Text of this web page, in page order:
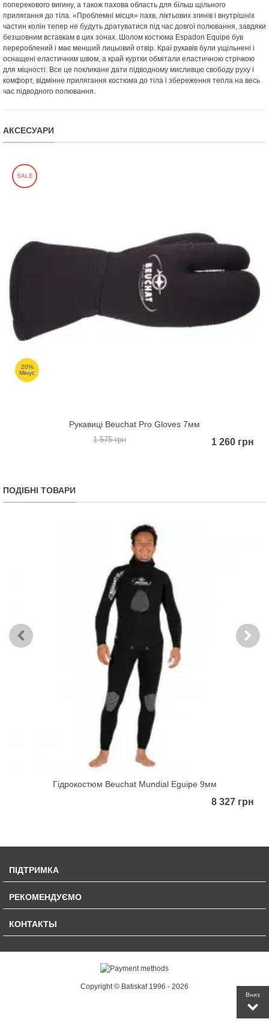
Вниз
поперекового вигину, а також пахова область для більш щільного
прилягання до тіла. «Проблемні місця» пахв, ліктьових згинів і внутрішніх
частин колін тепер не будуть дратуватися під час довгої полювання, завдяки
безшовним вставкам в цих зонах. Шолом костюма Espadon Equipe був
перероблений і має менший лицьовий отвір. Краї рукавів були ущільнені і
оснащені еластичним швом, а край куртки обмітали еластичною стрічкою
для міцності. Все це покликане дати підводному мисливцю свободу руху і
комфорт, відмінне прилягання костюма до тіла і збереження тепла на весь
час підводного полювання.
АКСЕСУАРИ
SALE
20%
Мінус
Рукавиці Beuchat Pro Gloves 7мм
1 260 грн
1 575 грн
ПОДІБНІ ТОВАРИ
Гідрокостюм Beuchat Mundial Eguipe 9мм
8 327 грн
ПІДТРИМКА
РЕКОМЕНДУЄМО
КОНТАКТЫ
Copyright © Batiskaf 1996 - 2026